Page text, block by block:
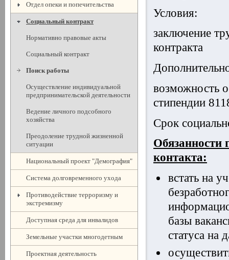
Отдел опеки и попечительства
Социальный контракт
Нормативно правовые акты
Социальный контракт
Поиск работы
Осуществление индивидуальной
предпринимательской деятельности
Ведение личного подсобного
хозяйства
Преодоление трудной жизненной
ситуации
Национальный проект "Демография"
Система долговременного ухода
Противодействие терроризму и
экстремизму
Доступная среда для инвалидов
Земельные участки многодетным
Проектная деятельность
Условия:
заключение
контракта
возможность
стипендии
Срок
Обязанности
контакта:
встать на
базы
статуса на